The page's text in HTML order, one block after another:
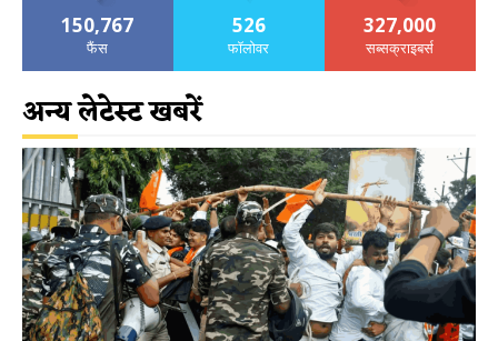
150,767
फैंस
526
फॉलोवर
327,000
सब्सक्राइबर्स
अन्य लेटेस्ट खबरें